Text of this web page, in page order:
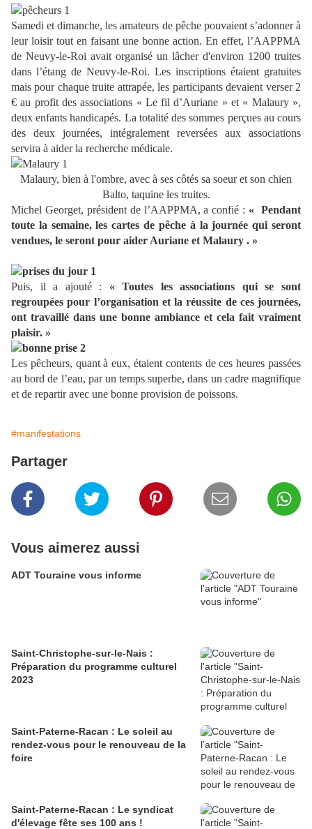
Samedi et dimanche, les amateurs de pêche pouvaient s’adonner à
leur loisir tout en faisant une bonne action. En effet, l’AAPPMA
de Neuvy-le-Roi avait organisé un lâcher d'environ 1200 truites
dans l’étang de Neuvy-le-Roi. Les inscriptions étaient gratuites
mais pour chaque truite attrapée, les participants devaient verser 2
€ au profit des associations « Le fil d’Auriane » et « Malaury »,
deux enfants handicapés. La totalité des sommes perçues au cours
des deux journées, intégralement reversées aux associations
servira à aider la recherche médicale.
Malaury, bien à l'ombre, avec à ses côtés sa soeur et son chien
Balto, taquine les truites.
Michel Georget, président de l’AAPPMA, a confié : « Pendant
toute la semaine, les cartes de pêche à la journée qui seront
vendues, le seront pour aider Auriane et Malaury . »
Puis, il a ajouté : « Toutes les associations qui se sont
regroupées pour l’organisation et la réussite de ces journées,
ont travaillé dans une bonne ambiance et cela fait vraiment
plaisir. »
Les pêcheurs, quant à eux, étaient contents de ces heures passées
au bord de l’eau, par un temps superbe, dans un cadre magnifique
et de repartir avec une bonne provision de poissons.
#manifestations
Partager
Vous aimerez aussi
ADT Touraine vous informe
Saint-Christophe-sur-le-Nais :
Préparation du programme culturel
2023
Saint-Paterne-Racan : Le soleil au
rendez-vous pour le renouveau de la
foire
Saint-Paterne-Racan : Le syndicat
d'élevage fête ses 100 ans !